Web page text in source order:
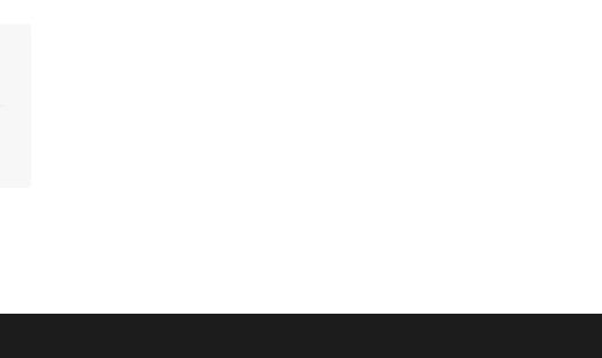
平民受伤，伤者包括7名沙特人、1名也门